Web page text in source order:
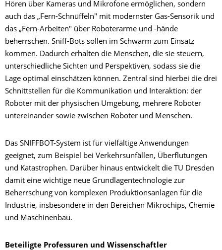
Hören über Kameras und Mikrofone ermöglichen, sondern
auch das „Fern-Schnüffeln" mit modernster Gas-Sensorik und
das „Fern-Arbeiten" über Roboterarme und -hände
beherrschen. Sniff-Bots sollen im Schwarm zum Einsatz
kommen. Dadurch erhalten die Menschen, die sie steuern,
unterschiedliche Sichten und Perspektiven, sodass sie die
Lage optimal einschätzen können. Zentral sind hierbei die drei
Schnittstellen für die Kommunikation und Interaktion: der
Roboter mit der physischen Umgebung, mehrere Roboter
untereinander sowie zwischen Roboter und Menschen.
Das SNIFFBOT-System ist für vielfältige Anwendungen
geeignet, zum Beispiel bei Verkehrsunfällen, Überflutungen
und Katastrophen. Darüber hinaus entwickelt die TU Dresden
damit eine wichtige neue Grundlagentechnologie zur
Beherrschung von komplexen Produktionsanlagen für die
Industrie, insbesondere in den Bereichen Mikrochips, Chemie
und Maschinenbau.
Beteiligte Professuren und Wissenschaftler